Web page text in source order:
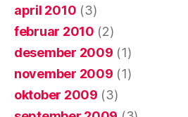
april 2010 (3)
februar 2010 (2)
desember 2009 (1)
november 2009 (1)
oktober 2009 (3)